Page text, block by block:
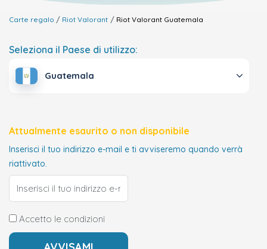
Carte regalo Riot Valorant Riot Valorant Guatemala
Seleziona il Paese di utilizzo:
Guatemala
Attualmente esaurito o non disponibile
Inserisci il tuo indirizzo e-mail e ti avviseremo quando verrà
riattivato.
Accetto le condizioni